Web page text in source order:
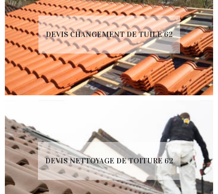
DEVIS CHANGEMENT DE TUILE 62
DEVIS NETTOYAGE DE TOITURE 62